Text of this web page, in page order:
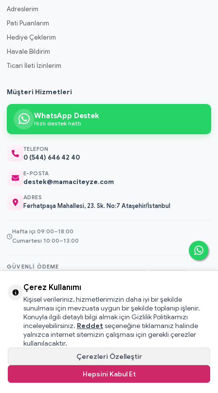
Adreslerim
Pati Puanlarım
Hediye Çeklerim
Havale Bildirim
Ticari İleti İzinlerim
Müşteri Hizmetleri
WhatsApp Destek
Hızlı destek hattı
TELEFON
0 (544) 646 42 40
E-POSTA
destek@mamaciteyze.com
ADRES
Ferhatpaşa Mahallesi, 23. Sk. No:7 Ataşehir/İstanbul
Hafta içi 09:00–18:00
Cumartesi 10:00–13:00
GÜVENLI ÖDEME
256-bit SSL
© 2026 Mamacı Teyze · Nurşen ve ekibi ile birlikte ile hazırlandı.
Mesafeli Satış Sözleşmesi
Gizlilik ve Çerez Politikası
KVKK Aydınlatma Metni
Kullanıcı Sözleşmesi
Çerez Kullanımı
Kişisel verileriniz, hizmetlerimizin daha iyi bir şekilde
sunulması için mevzuata uygun bir şekilde toplanıp işlenir.
Konuyla ilgili detaylı bilgi almak için Gizlilik Politikamızı
inceleyebilirsiniz. Reddet seçeneğine tıklamanız halinde
yalnızca internet sitemizin çalışması için gerekli çerezler
kullanılacaktır.
Çerezleri Özelleştir
Hepsini Kabul Et